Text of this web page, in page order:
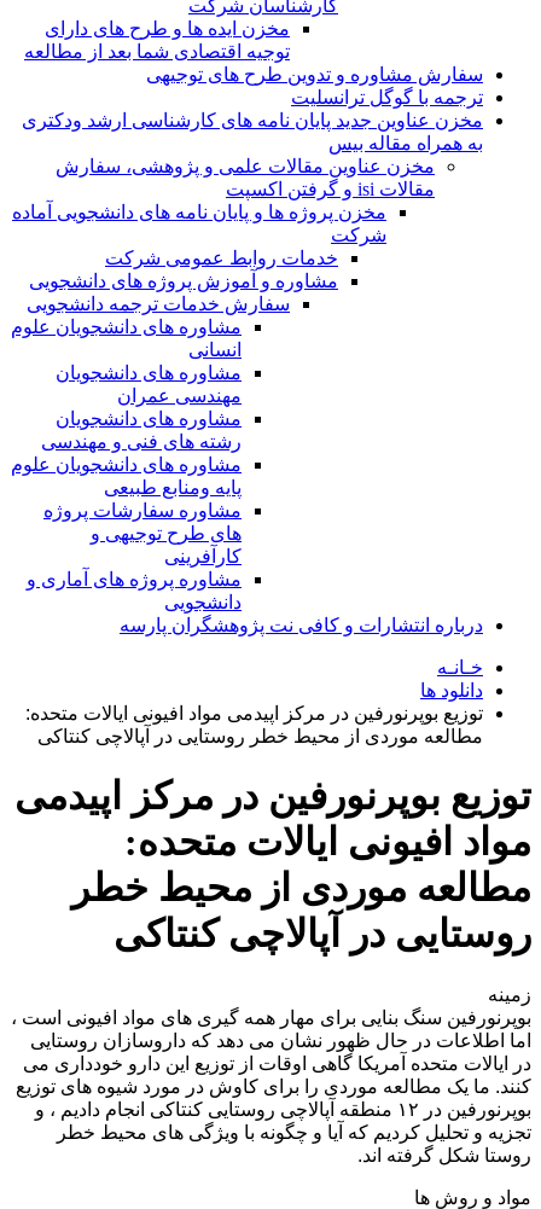
کارشناسان شرکت
مخزن ایده ها و طرح های دارای
توجیه اقتصادی شما بعد از مطالعه
سفارش مشاوره و تدوین طرح های توجیهی
ترجمه با گوگل ترانسلیت
مخزن عناوین جدید پایان نامه های کارشناسی ارشد ودکتری
به همراه مقاله بیس
مخزن عناوین مقالات علمی و پژوهشی، سفارش
مقالات isi و گرفتن اکسپت
مخزن پروژه ها و پایان نامه های دانشجویی آماده
شرکت
خدمات روابط عمومی شرکت
مشاوره و آموزش پروژه های دانشجویی
سفارش خدمات ترجمه دانشجویی
مشاوره های دانشجویان علوم
انسانی
مشاوره های دانشجویان
مهندسی عمران
مشاوره های دانشجویان
رشته های فنی و مهندسی
مشاوره های دانشجویان علوم
پایه ومنابع طبیعی
مشاوره سفارشات پروژه
های طرح توجیهی و
کارآفرینی
مشاوره پروژه های آماری و
دانشجویی
درباره انتشارات و کافی نت پژوهشگران پارسه
خـانـه
دانلود ها
توزیع بوپرنورفین در مرکز اپیدمی مواد افیونی ایالات متحده:
مطالعه موردی از محیط خطر روستایی در آپالاچی کنتاکی
توزیع بوپرنورفین در مرکز اپیدمی
مواد افیونی ایالات متحده:
مطالعه موردی از محیط خطر
روستایی در آپالاچی کنتاکی
زمینه
بوپرنورفین سنگ بنایی برای مهار همه گیری های مواد افیونی است ،
اما اطلاعات در حال ظهور نشان می دهد که داروسازان روستایی
در ایالات متحده آمریکا گاهی اوقات از توزیع این دارو خودداری می
کنند. ما یک مطالعه موردی را برای کاوش در مورد شیوه های توزیع
بوپرنورفین در ۱۲ منطقه آپالاچی روستایی کنتاکی انجام دادیم ، و
تجزیه و تحلیل کردیم که آیا و چگونه با ویژگی های محیط خطر
روستا شکل گرفته اند.
مواد و روش ها